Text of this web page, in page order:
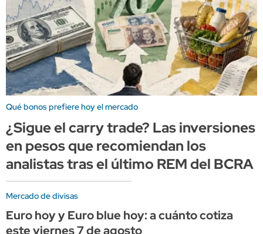
Qué bonos prefiere hoy el mercado
¿Sigue el carry trade? Las inversiones
en pesos que recomiendan los
analistas tras el último REM del BCRA
Mercado de divisas
Euro hoy y Euro blue hoy: a cuánto cotiza
este viernes 7 de agosto